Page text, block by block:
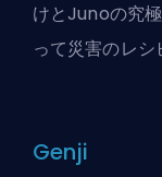
けとJunoの究
って災害のレシ
Genji